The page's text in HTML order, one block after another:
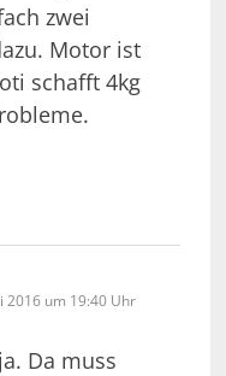
zwei
Motor ist
schafft 4kg
2016 um 19:40 Uhr
Da muss